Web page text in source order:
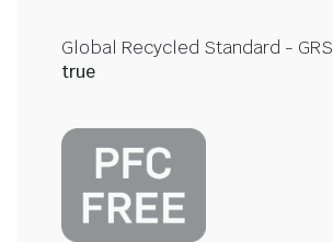
Global Recycled Standard - GRS
true